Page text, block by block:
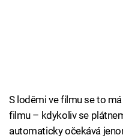
S loděmi ve filmu se to
filmu – kdykoliv se
automaticky očekává